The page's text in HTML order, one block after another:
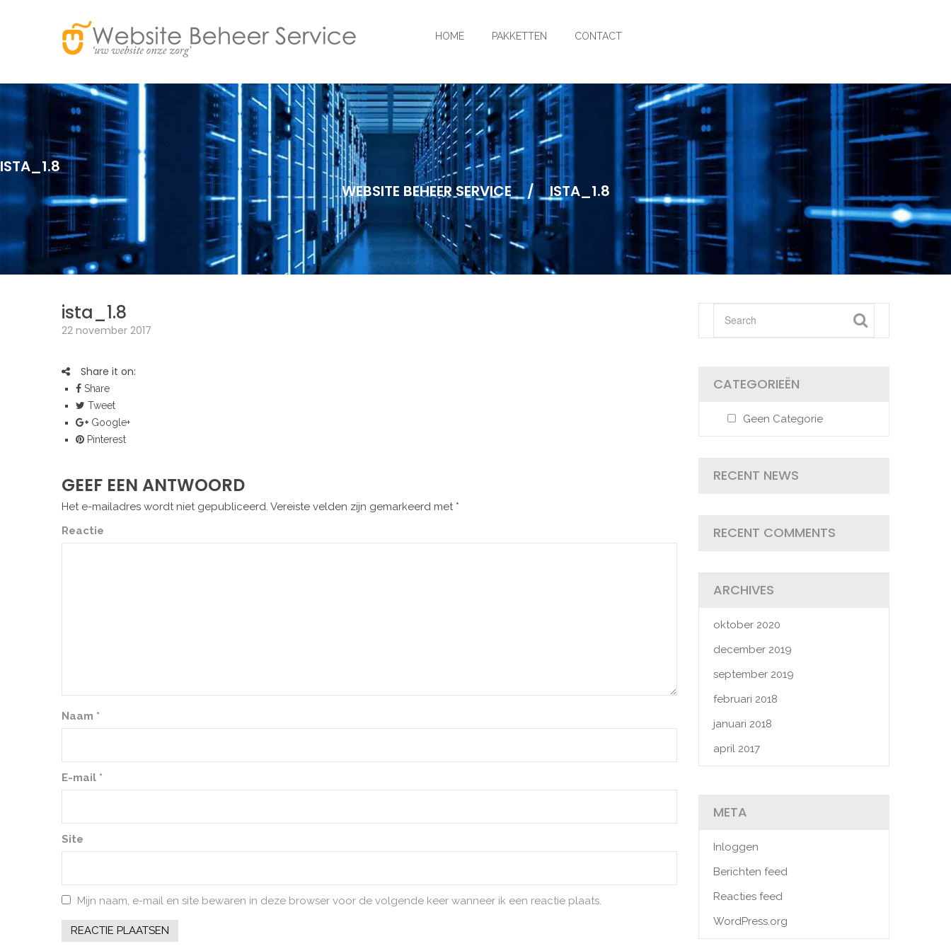
HOME PAKKETTEN CONTACT
ISTA_1.8
WEBSITE BEHEER SERVICE
/ ISTA_1.8
ista_1.8
22 november 2017
Share it on:
Share
Tweet
Google+
Pinterest
GEEF EEN ANTWOORD
Het e-mailadres wordt niet gepubliceerd. Vereiste velden zijn gemarkeerd met *
Reactie
Naam *
E-mail *
Site
Mijn naam, e-mail en site bewaren in deze browser voor de volgende keer wanneer ik een reactie plaats.
CATEGORIEËN
Geen Categorie
RECENT NEWS
RECENT COMMENTS
ARCHIVES
oktober 2020
december 2019
september 2019
februari 2018
januari 2018
april 2017
META
Inloggen
Berichten feed
Reacties feed
WordPress.org